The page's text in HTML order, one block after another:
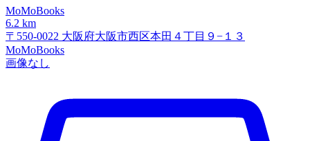
MoMoBooks
6.2 km
〒550-0022 大阪府大阪市西区本田４丁目９−１３
MoMoBooks
画像なし